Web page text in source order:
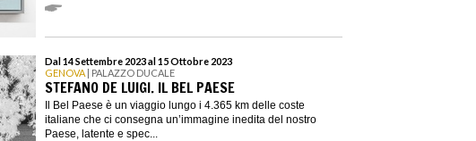
Dal 14 Settembre 2023 al 15 Ottobre 2023
GENOVA | PALAZZO DUCALE
STEFANO DE LUIGI. IL BEL PAESE
Il Bel Paese è un viaggio lungo i 4.365 km delle coste
italiane che ci consegna un’immagine inedita del nostro
Paese, latente e spec...